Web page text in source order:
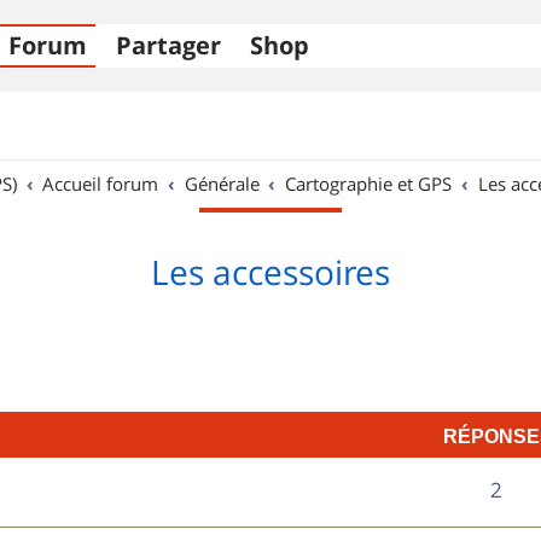
Forum Partager Shop
Accueil forum Générale Cartographie et GPS Les
Les accessoires
2R
é